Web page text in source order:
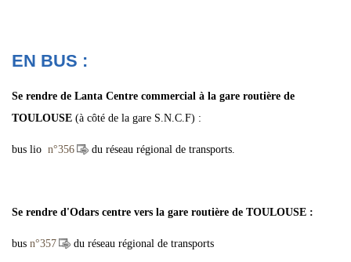
EN BUS :
Se rendre de Lanta Centre commercial à la gare routière de
TOULOUSE (à côté de la gare S.N.C.F) :
bus lio n°356 du réseau régional de transports.
Se rendre d'Odars centre vers la gare routière de TOULOUSE :
bus n°357 du réseau régional de transports